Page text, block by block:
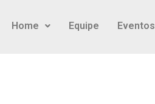
Home Equipe Eventos